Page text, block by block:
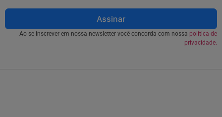
Assinar
Ao se inscrever em nossa newsletter você concorda com nossa política de
privacidade.